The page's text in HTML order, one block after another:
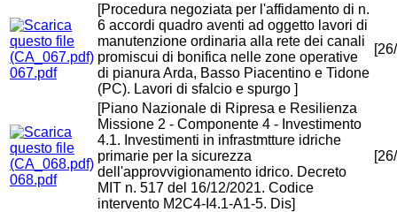
067.pdf
[Procedura negoziata per l'affidamento di n.
6 accordi quadro aventi ad oggetto lavori di
manutenzione ordinaria alla rete dei canali
promiscui di bonifica nelle zone operative
di pianura Arda, Basso Piacentino e Tidone
(PC). Lavori di sfalcio e spurgo ]
068.pdf
[Piano Nazionale di Ripresa e Resilienza
Missione 2 - Componente 4 - Investimento
4.1. Investimenti in infrastmtture idriche
primarie per la sicurezza
dell'approvvigionamento idrico. Decreto
MIT n. 517 del 16/12/2021. Codice
intervento M2C4-I4.1-A1-5. Dis]